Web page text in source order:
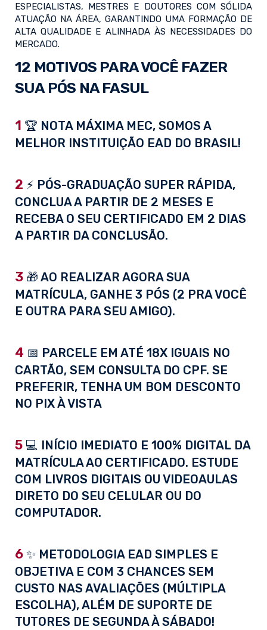
ESPECIALISTAS, MESTRES E DOUTORES COM SÓLIDA
ATUAÇÃO NA ÁREA, GARANTINDO UMA FORMAÇÃO DE
ALTA QUALIDADE E ALINHADA ÀS NECESSIDADES DO
MERCADO.
12 MOTIVOS PARA VOCÊ FAZER
SUA PÓS NA FASUL
1 🏆 NOTA MÁXIMA MEC, SOMOS A
MELHOR INSTITUIÇÃO EAD DO BRASIL!
2 ⚡ PÓS-GRADUAÇÃO SUPER RÁPIDA,
CONCLUA A PARTIR DE 2 MESES E
RECEBA O SEU CERTIFICADO EM 2 DIAS
A PARTIR DA CONCLUSÃO.
3 🎁 AO REALIZAR AGORA SUA
MATRÍCULA, GANHE 3 PÓS (2 PRA VOCÊ
E OUTRA PARA SEU AMIGO).
4 📅 PARCELE EM ATÉ 18X IGUAIS NO
CARTÃO, SEM CONSULTA DO CPF. SE
PREFERIR, TENHA UM BOM DESCONTO
NO PIX À VISTA
5 💻 INÍCIO IMEDIATO E 100% DIGITAL DA
MATRÍCULA AO CERTIFICADO. ESTUDE
COM LIVROS DIGITAIS OU VIDEOAULAS
DIRETO DO SEU CELULAR OU DO
COMPUTADOR.
6 ✨ METODOLOGIA EAD SIMPLES E
OBJETIVA E COM 3 CHANCES SEM
CUSTO NAS AVALIAÇÕES (MÚLTIPLA
ESCOLHA), ALÉM DE SUPORTE DE
TUTORES DE SEGUNDA À SÁBADO!